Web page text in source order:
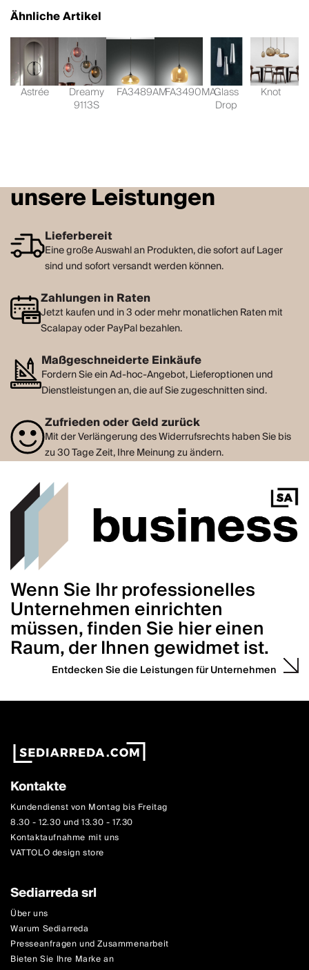
Ähnliche Artikel
Astrée Dreamy
9113S
FA3489AMFA3490MAGlass
Drop
Knot
unsere Leistungen
Lieferbereit
Eine große Auswahl an Produkten, die sofort auf Lager
sind und sofort versandt werden können.
Zahlungen in Raten
Jetzt kaufen und in 3 oder mehr monatlichen Raten mit
Scalapay oder PayPal bezahlen.
Maßgeschneiderte Einkäufe
Fordern Sie ein Ad-hoc-Angebot, Lieferoptionen und
Dienstleistungen an, die auf Sie zugeschnitten sind.
Zufrieden oder Geld zurück
Mit der Verlängerung des Widerrufsrechts haben Sie bis
zu 30 Tage Zeit, Ihre Meinung zu ändern.
Wenn Sie Ihr professionelles
Unternehmen einrichten
müssen, finden Sie hier einen
Raum, der Ihnen gewidmet ist.
Entdecken Sie die Leistungen für Unternehmen
Kontakte
Kundendienst von Montag bis Freitag
8.30 - 12.30 und 13.30 - 17.30
Kontaktaufnahme mit uns
VATTOLO design store
Sediarreda srl
Über uns
Warum Sediarreda
Presseanfragen und Zusammenarbeit
Bieten Sie Ihre Marke an